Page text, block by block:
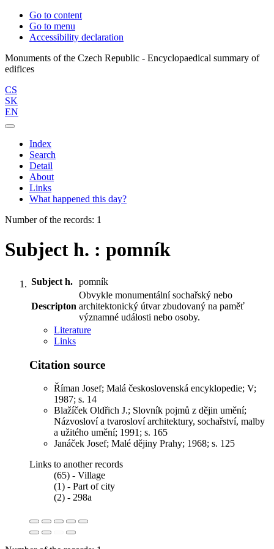
Go to content
Go to menu
Accessibility declaration
Monuments of the Czech Republic - Encyclopaedical summary of
CS
SK
EN
Index
Search
Detail
About
Links
What happened this day?
Number of the records: 1
Subject h. : pomník
Subject h. pomník
Descripton
Obvykle monumentální sochařský nebo
architektonický útvar zbudovaný na paměť
významné události nebo osoby.
Literature
Links
Citation source
Říman Josef; Malá československá encyklopedie; V;
1987; s. 14
Blažíček Oldřich J.; Slovník pojmů z dějin umění;
Názvosloví a tvarosloví architektury, sochařství, malby
a užitého umění; 1991; s. 165
Janáček Josef; Malé dějiny Prahy; 1968; s. 125
Links to another records
(65) - Village
(1) - Part of city
(2) - 298a